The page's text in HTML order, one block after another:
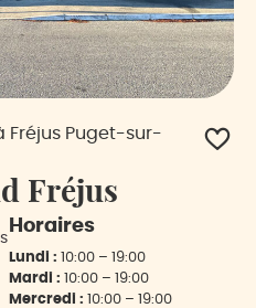
Fréjus Puget-sur-
Fréjus
Horaires
Lundi : 10:00 – 19:00
Mardi : 10:00 – 19:00
Mercredi : 10:00 – 19:00